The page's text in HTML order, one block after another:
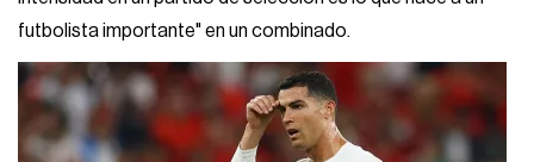
futbolista importante" en un combinado.